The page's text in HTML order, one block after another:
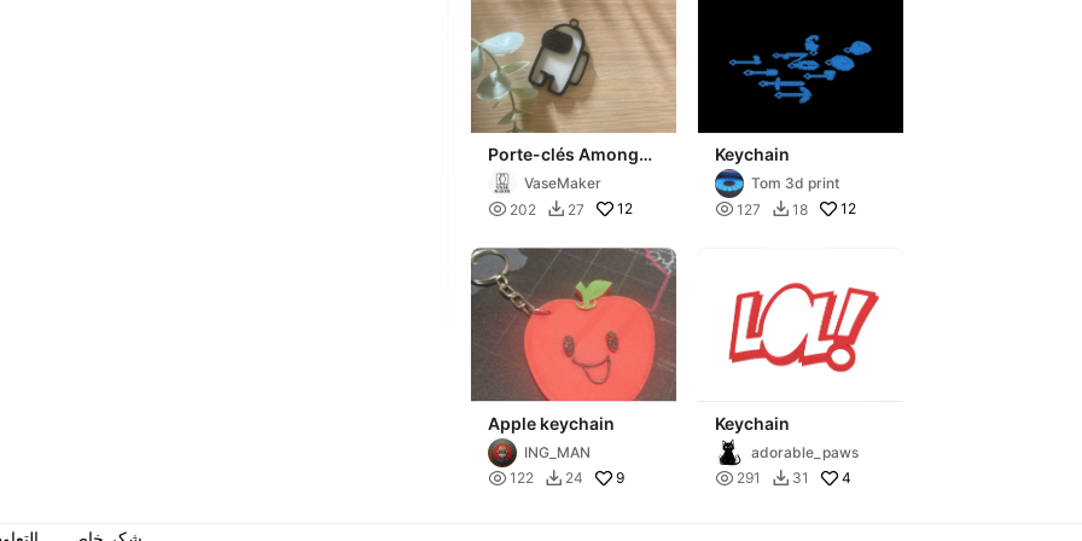
Porte-clés Among
Us
VaseMaker
 202  27 12
Keychain
Tom 3d print
 127  18 12
Apple keychain
ING_MAN
 122  24 9
Keychain
adorable_paws
 291  31 4